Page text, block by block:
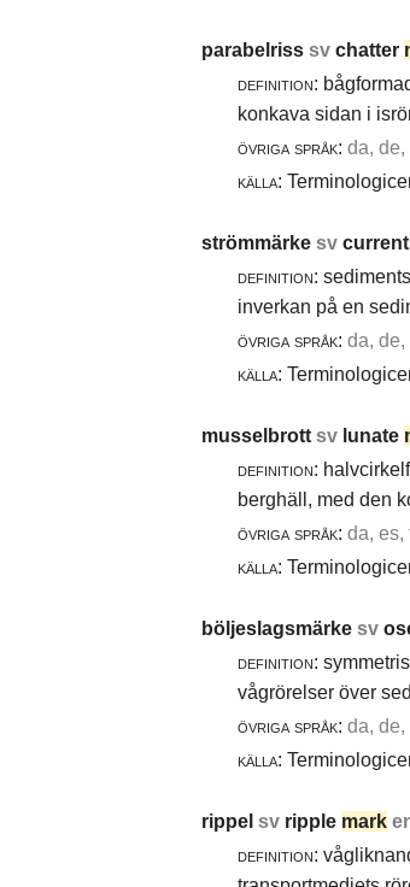
parabelriss sv chatter
definition:
konkava sidan i
övriga språk: da, de,
källa:
strömmärke sv current
definition:
inverkan på en
övriga språk: da, de,
källa:
musselbrott sv lunate
definition:
berghäll, med den
övriga språk: da, es,
källa:
böljeslagsmärke sv
definition:
vågrörelser över
övriga språk: da, de,
källa:
rippel sv ripple mark
definition: